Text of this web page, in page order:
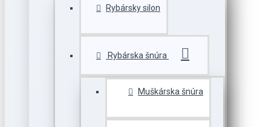
Rybársky silon
Rybárska šnúra
Muškárska šnúra